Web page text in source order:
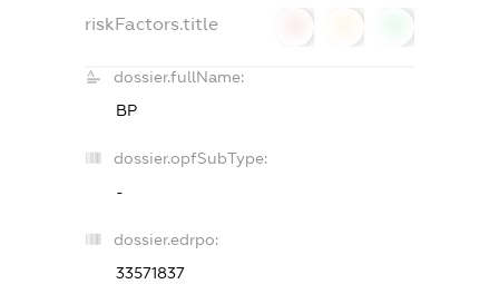
riskFactors.title
dossier.fullName:
ВР
dossier.opfSubType:
-
dossier.edrpo:
33571837